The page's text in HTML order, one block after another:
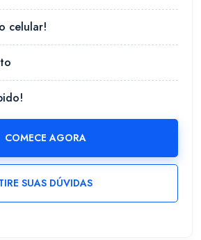
celular!
COMECE AGORA
SUAS DÚVIDAS